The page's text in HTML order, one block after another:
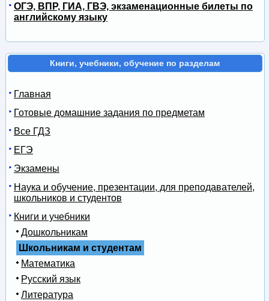
ОГЭ, ВПР, ГИА, ГВЭ, экзаменационные билеты по
английскому языку
Книги, учебники, обучение по разделам
Главная
Готовые домашние задания по предметам
Все ГДЗ
ЕГЭ
Экзамены
Наука и обучение, презентации, для преподавателей,
школьников и студентов
Книги и учебники
Дошкольникам
Школьникам и студентам
Математика
Русский язык
Литература